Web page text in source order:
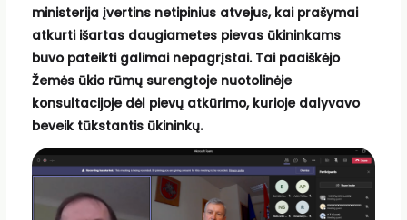
ministerija įvertins netipinius atvejus, kai prašymai
atkurti išartas daugiametes pievas ūkininkams
buvo pateikti galimai nepagrįstai. Tai paaiškėjo
Žemės ūkio rūmų surengtoje nuotolinėje
konsultacijoje dėl pievų atkūrimo, kurioje dalyvavo
beveik tūkstantis ūkininkų.